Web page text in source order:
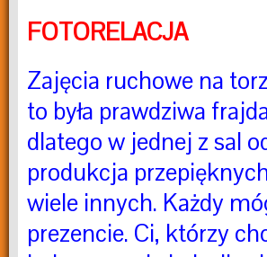
FOTORELACJA
Zajęcia ruchowe na
to była prawdziwa
dlatego w jednej z sal
produkcja
wiele innych. Każdy
prezencie. Ci, którzy